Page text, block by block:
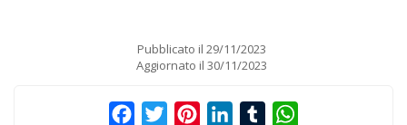
Pubblicato il 29/11/2023
Aggiornato il 30/11/2023
FacebookTwitterPinterestLinkedInTumblr